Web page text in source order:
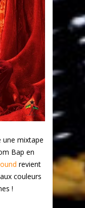
une mixtape
Bap en
revient
couleurs
!